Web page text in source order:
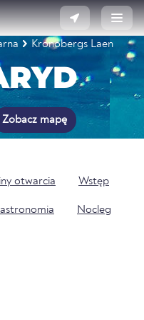
Kronobergs Laen
Zobacz mapę
otwarcia Wstęp
Nocleg